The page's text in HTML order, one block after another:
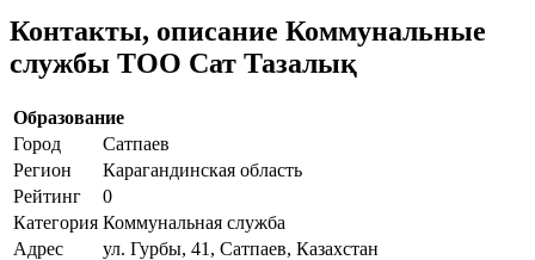
Контакты, описание Коммунальные
службы ТОО Сат Тазалық
Образование
Город
Сатпаев
Регион
Карагандинская область
Рейтинг
0
Категория Коммунальная служба
Адрес
ул. Гурбы, 41, Сатпаев, Казахстан